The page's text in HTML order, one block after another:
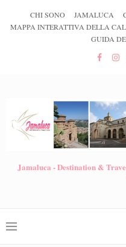
CHI SONO JAMALUCA
MAPPA INTERATTIVA DELLA
GUIDA
Jamaluca - Destination &